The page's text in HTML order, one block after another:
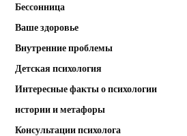
Бессонница
Ваше здоровье
Внутренние проблемы
Детская психология
Интересные факты о психологии
истории и метафоры
Консультации психолога